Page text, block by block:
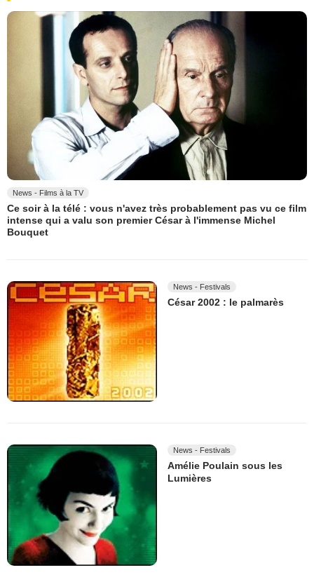
News - Films à la TV
Ce soir à la télé : vous n'avez très probablement pas vu ce film
intense qui a valu son premier César à l'immense Michel
Bouquet
News - Festivals
César 2002 : le palmarès
News - Festivals
Amélie Poulain sous les
Lumières